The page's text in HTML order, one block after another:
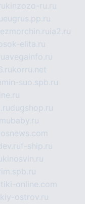
kinzozo-ru.ru
eugrus.pp.ru
ia2.ru
elita.ru
avegainfo.ru
korru.net
suo.spb.ru
dugshop.ru
f-ship.ru
kinosvin.ru
online.com
ostrov.ru